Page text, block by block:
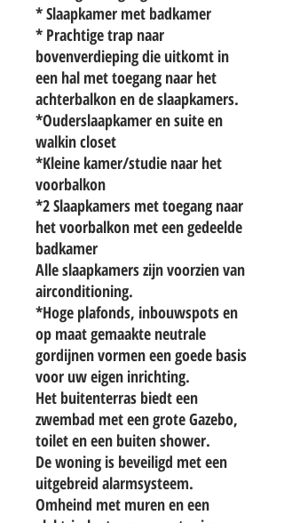
* Slaapkamer met badkamer
* Prachtige trap naar
bovenverdieping die uitkomt in
een hal met toegang naar het
achterbalkon en de slaapkamers.
*Ouderslaapkamer en suite en
walkin closet
*Kleine kamer/studie naar het
voorbalkon
*2 Slaapkamers met toegang naar
het voorbalkon met een gedeelde
badkamer
Alle slaapkamers zijn voorzien van
airconditioning.
*Hoge plafonds, inbouwspots en
op maat gemaakte neutrale
gordijnen vormen een goede basis
voor uw eigen inrichting.
Het buitenterras biedt een
zwembad met een grote Gazebo,
toilet en een buiten shower.
De woning is beveiligd met een
uitgebreid alarmsysteem.
Omheind met muren en een